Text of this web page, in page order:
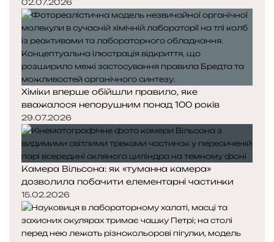
02.07.2026
Хіміки вперше обійшли правило, яке
вважалося непорушним понад 100 років
29.07.2026
Камера Вільсона: як «туманна камера»
дозволила побачити елементарні частинки
15.02.2026